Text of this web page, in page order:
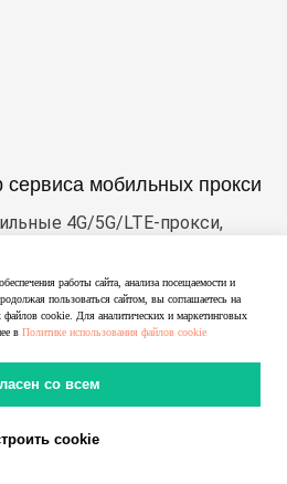
мобильных прокси
4G/5G/LTE-прокси,
сервиса. Разбираем, кому
важно учитывать перед
работы сайта, анализа посещаемости и
пользоваться сайтом, вы соглашаетесь на
файлов cookie. Для аналитических и маркетинговых
в Политике использования файлов cookie
со всем
cookie